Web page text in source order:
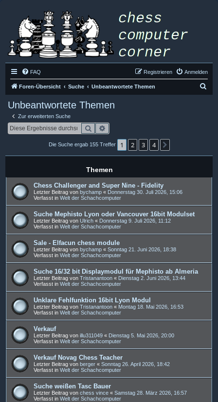
FAQ Anmelden
Registrieren
Foren-Übersicht Suche Unbeantwortete Themen
Unbeantwortete Themen
Zur erweiterten Suche
Suche
Die Suche ergab 155 Treffer 1 2 3 4
Themen
Chess Challenger and Super Nine - Fidelity
Letzter Beitrag von bychamp « Donnerstag 30. Juli 2026, 15:06
Verfasst in Welt der Schachcomputer
Suche Mephisto Lyon oder Vancouver 16bit Modulset
Letzter Beitrag von Ulrich « Donnerstag 9. Juli 2026, 11:12
Verfasst in Welt der Schachcomputer
Sale - Elfacun chess module
Letzter Beitrag von bychamp « Sonntag 21. Juni 2026, 18:38
Verfasst in Welt der Schachcomputer
Suche 16/32 bit Displaymodul für Mephisto ab Almeria
Letzter Beitrag von Tristanantoon « Dienstag 2. Juni 2026, 13:44
Verfasst in Welt der Schachcomputer
Unklare Fehlfunktion 16bit Lyon Modul
Letzter Beitrag von Tristanantoon « Montag 18. Mai 2026, 16:53
Verfasst in Welt der Schachcomputer
Verkauf
Letzter Beitrag von illu311049 « Dienstag 5. Mai 2026, 20:00
Verfasst in Welt der Schachcomputer
Verkauf Novag Chess Teacher
Letzter Beitrag von berger « Sonntag 26. April 2026, 18:42
Verfasst in Welt der Schachcomputer
Suche weißen Tasc Bauer
Letzter Beitrag von chess vince « Samstag 28. März 2026, 16:57
Verfasst in Welt der Schachcomputer